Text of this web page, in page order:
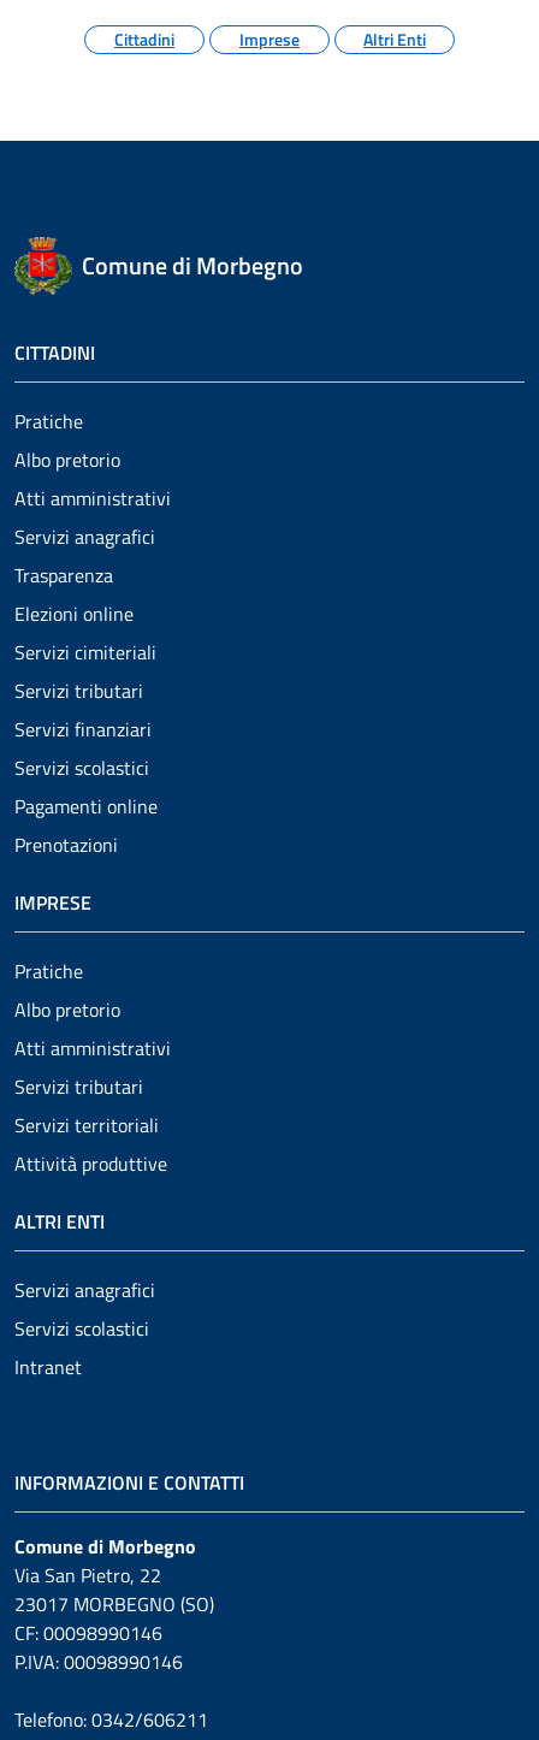
Cittadini Imprese Altri Enti
Comune di Morbegno
CITTADINI
Pratiche
Albo pretorio
Atti amministrativi
Servizi anagrafici
Trasparenza
Elezioni online
Servizi cimiteriali
Servizi tributari
Servizi finanziari
Servizi scolastici
Pagamenti online
Prenotazioni
IMPRESE
Pratiche
Albo pretorio
Atti amministrativi
Servizi tributari
Servizi territoriali
Attività produttive
ALTRI ENTI
Servizi anagrafici
Servizi scolastici
Intranet
INFORMAZIONI E CONTATTI
Comune di Morbegno
Via San Pietro, 22
23017 MORBEGNO (SO)
CF: 00098990146
P.IVA: 00098990146
Telefono: 0342/606211